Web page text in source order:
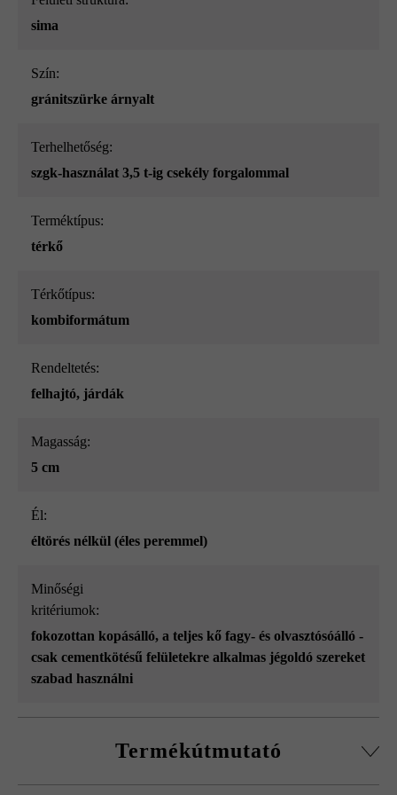
sima
Szín:
gránitszürke árnyalt
Terhelhetőség:
szgk-használat 3,5 t-ig csekély forgalommal
Terméktípus:
térkő
Térkőtípus:
kombiformátum
Rendeltetés:
felhajtó, járdák
Magasság:
5 cm
él:
éltörés nélkül (éles peremmel)
Minőségi
kritériumok:
fokozottan kopásálló, a teljes kő fagy- és olvasztósóálló -
csak cementkötésű felületekre alkalmas jégoldó szereket
szabad használni
Termékútmutató